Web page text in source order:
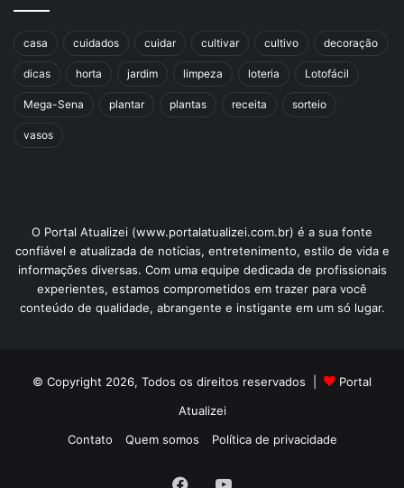
casa cuidados cuidar cultivar cultivo decoração
dicas horta jardim limpeza loteria Lotofácil
Mega-Sena plantar plantas receita sorteio
vasos
O Portal Atualizei (www.portalatualizei.com.br) é a sua fonte
confiável e atualizada de notícias, entretenimento, estilo de vida e
informações diversas. Com uma equipe dedicada de profissionais
experientes, estamos comprometidos em trazer para você
conteúdo de qualidade, abrangente e instigante em um só lugar.
© Copyright 2026, Todos os direitos reservados |
Portal
Atualizei
Contato
Quem somos Política de privacidade
FacebookYouTube